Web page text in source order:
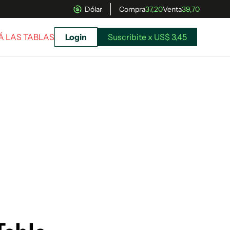
Dólar Compra37,20Venta39,70
LAS TABLAS Login Suscribite x US$ 3,45